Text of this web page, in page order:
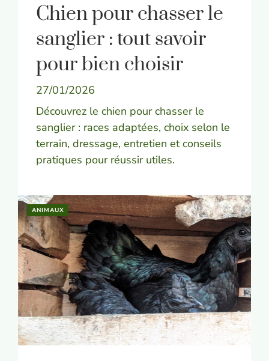
Chien pour chasser le
sanglier : tout savoir
pour bien choisir
27/01/2026
Découvrez le chien pour chasser le
sanglier : races adaptées, choix selon le
terrain, dressage, entretien et conseils
pratiques pour réussir utiles.
ANIMAUX